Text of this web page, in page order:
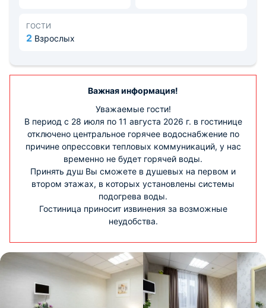
вокзала — 2.3 км, до аэропорта — 19.1 км.
ГОСТИ
2 Взрослых
Важная информация!
Уважаемые гости!
В период с 28 июля по 11 августа 2026 г. в гостинице
отключено центральное горячее водоснабжение по
причине опрессовки тепловых коммуникаций, у нас
временно не будет горячей воды.
Принять душ Вы сможете в душевых на первом и
втором этажах, в которых установлены системы
подогрева воды.
Гостиница приносит извинения за возможные
неудобства.